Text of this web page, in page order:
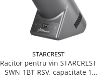
STARCREST
Racitor pentru vin STARCREST
SWN-1BT-RSV, capacitate 1